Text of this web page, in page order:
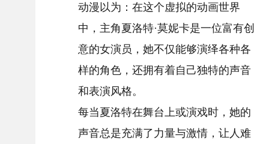
动漫以为：在这个虚拟的动画世界
中，主角夏洛特·莫妮卡是一位富有创
意的女演员，她不仅能够演绎各种各
样的角色，还拥有着自己独特的声音
和表演风格。
每当夏洛特在舞台上或演戏时，她的
声音总是充满了力量与激情，让人难